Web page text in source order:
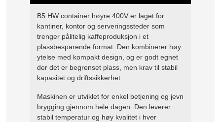
B5 HW container høyre 400V er laget for
kantiner, kontor og serveringssteder som
trenger pålitelig kaffeproduksjon i et
plassbesparende format. Den kombinerer høy
ytelse med kompakt design, og er godt egnet
der det er begrenset plass, men krav til stabil
kapasitet og driftssikkerhet.
Maskinen er utviklet for enkel betjening og jevn
brygging gjennom hele dagen. Den leverer
stabil temperatur og høy kvalitet i hver